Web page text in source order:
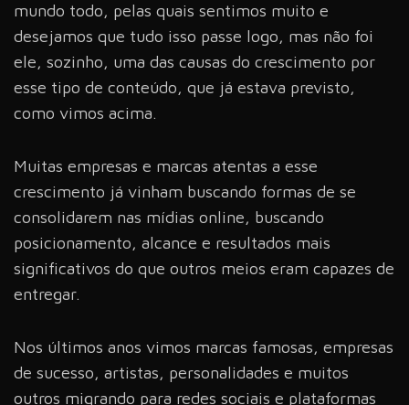
mundo todo, pelas quais sentimos muito e
desejamos que tudo isso passe logo, mas não foi
ele, sozinho, uma das causas do crescimento por
esse tipo de conteúdo, que já estava previsto,
como vimos acima.
Muitas empresas e marcas atentas a esse
crescimento já vinham buscando formas de se
consolidarem nas mídias online, buscando
posicionamento, alcance e resultados mais
significativos do que outros meios eram capazes de
entregar.
Nos últimos anos vimos marcas famosas, empresas
de sucesso, artistas, personalidades e muitos
outros migrando para redes sociais e plataformas